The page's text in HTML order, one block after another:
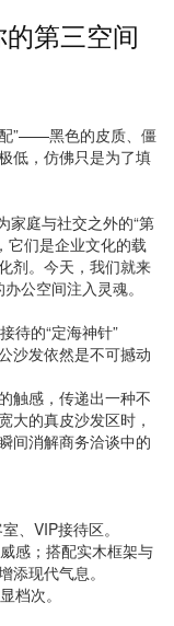
第三空间
”——黑色的皮质、僵
低，仿佛只是为了填
家庭与社交之外的“第
它们是企业文化的载
剂。今天，我们就来
公空间注入灵魂。
待的“定海神针”
沙发依然是不可撼动
触感，传递出一种不
大的真皮沙发区时，
间消解商务洽谈中的
、VIP接待区。
感；搭配实木框架与
添现代气息。
档次。